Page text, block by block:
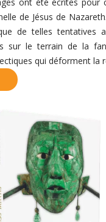
de Jésus de
de telles tentatives
sur le terrain de la
qui déforment la